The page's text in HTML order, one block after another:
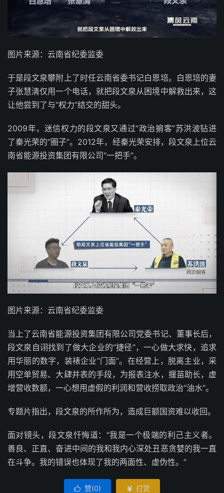
图片来源：云南省纪委监委
于是段文泉攀附上了时任云南省委书记白恩培。白恩培的妻
子张慧清仅用一个电话，就把段文泉从困境中解救出来，这
让他尝到了与“权力”结交的甜头。
2009年，迷信权力的段文泉又通过“政治掮客”苏洪波钻进
了秦光荣的“圈子”。2012年，经秦光荣安排，段文泉上位云
南省能源投资集团有限公司“一把手”。
图片来源：云南省纪委监委
当上了云南省能源投资集团有限公司党委书记、董事长后，
段文泉自诩找到了做大企业的“捷径”，一心做大求快，追求
用华丽的数字，装裱企业“门面”。在经营上，脱离主业，采
用空单贸易、大肆并表的手段，为报表注水，揠苗助长，虚
增营收数额，一心想用虚假的利润和营收捞取政治“油水”。
专题片指出，段文泉的所作所为，造成巨额国资难以收回。
面对镜头，段文泉忏悔道：“我是一个极端的利己主义者。
善良、正直、奋进中间的我和我内心深处丑恶贪婪的我一直
在斗争。我的错误也体现了我的两面性、虚伪性。”
 赞(0)  打赏